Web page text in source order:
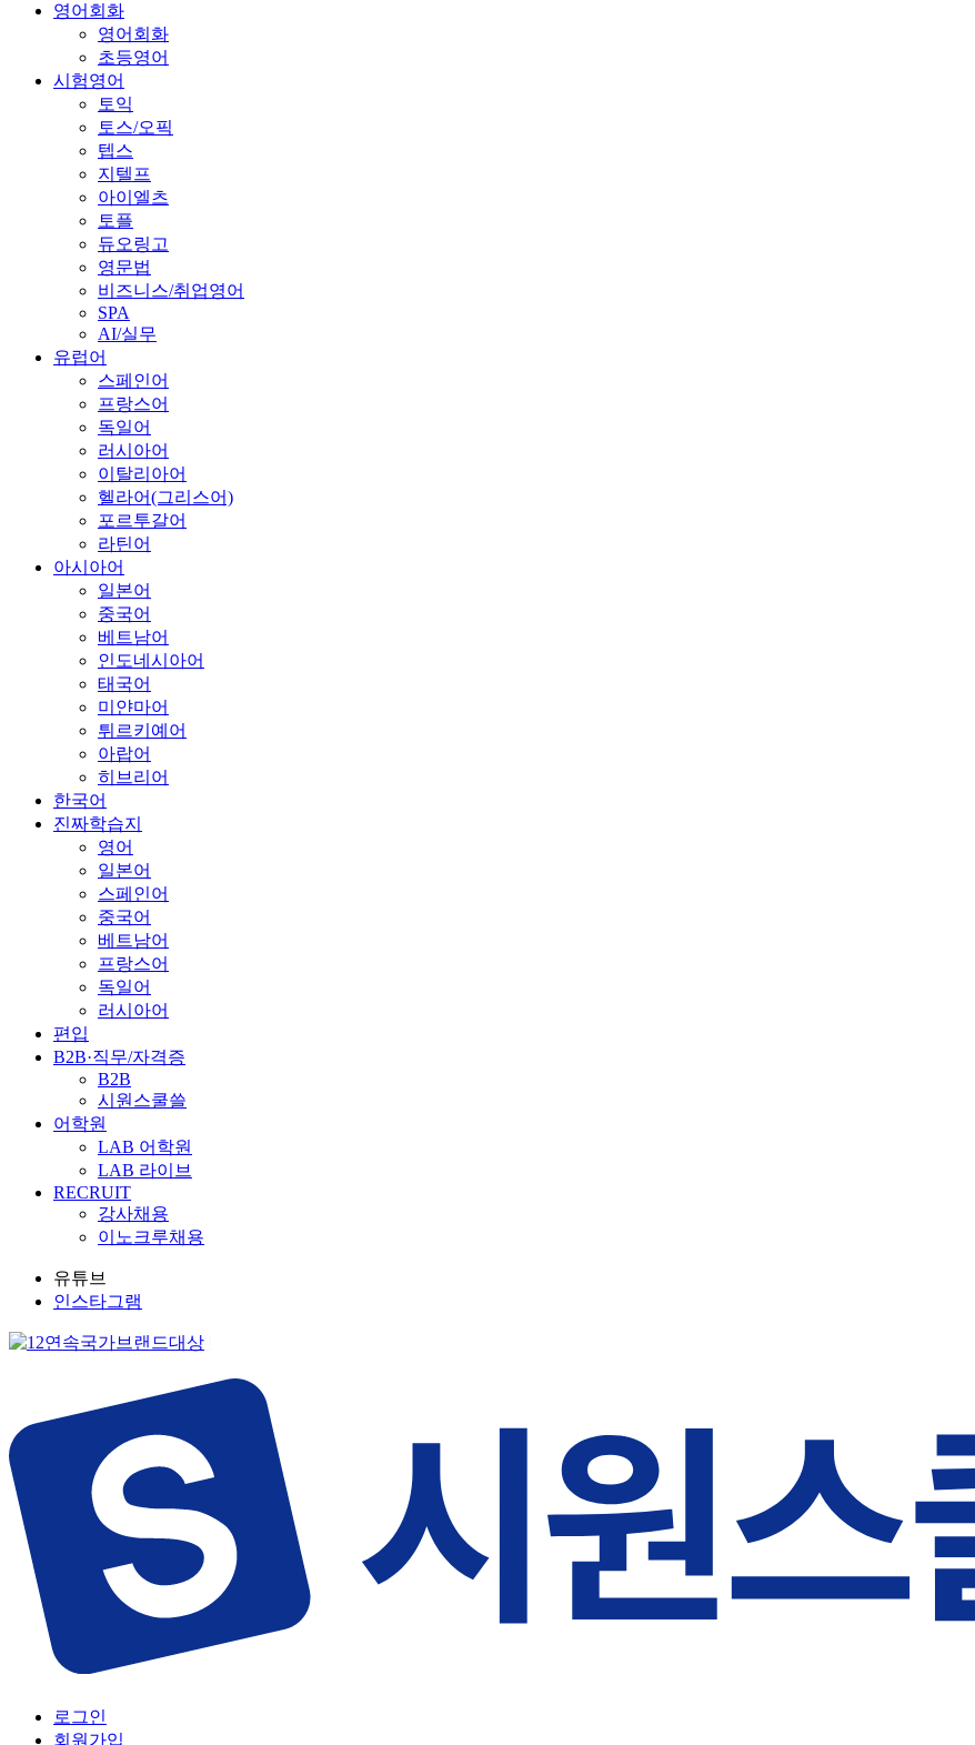
영어회화
영어회화
초등영어
시험영어
토익
토스/오픽
텝스
지텔프
아이엘츠
토플
듀오링고
영문법
비즈니스/취업영어
SPA
AI/실무
유럽어
스페인어
프랑스어
독일어
러시아어
이탈리아어
헬라어(그리스어)
포르투갈어
라틴어
아시아어
일본어
중국어
베트남어
인도네시아어
태국어
미얀마어
튀르키예어
아랍어
히브리어
한국어
진짜학습지
영어
일본어
스페인어
중국어
베트남어
프랑스어
독일어
러시아어
편입
B2B·직무/자격증
B2B
시원스쿨쓸
어학원
LAB 어학원
LAB 라이브
RECRUIT
강사채용
이노크루채용
유튜브
인스타그램
로그인
회원가입